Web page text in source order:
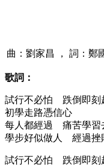
曲：劉家昌 ， 詞：鄭
歌詞：
試行不必怕 跌倒即刻
初學走路憑信心
每人都經過 痛苦學習
學步好似做人 經過
試行不必怕 跌倒即刻